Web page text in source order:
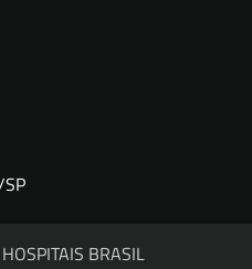
HOSPITAIS BRASIL